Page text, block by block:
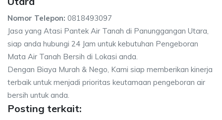
Nomor Telepon: 0818493097
Jasa yang Atasi Pantek Air Tanah di Panunggangan Utara,
siap anda hubungi 24 Jam untuk kebutuhan Pengeboran
Mata Air Tanah Bersih di Lokasi anda.
Dengan Biaya Murah & Nego, Kami siap memberikan kinerja
terbaik untuk menjadi prioritas keutamaan pengeboran air
bersih untuk anda.
Posting terkait: